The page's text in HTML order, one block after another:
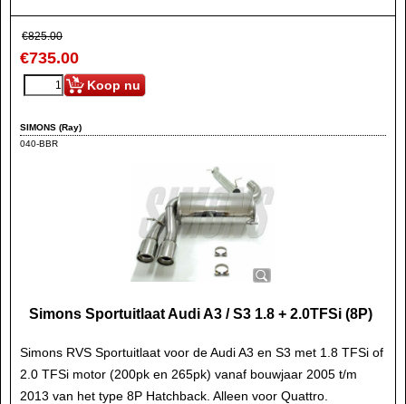
€825.00
€735.00
Koop nu
SIMONS (Ray)
040-BBR
Simons Sportuitlaat Audi A3 / S3 1.8 + 2.0TFSi (8P)
Simons RVS Sportuitlaat voor de Audi A3 en S3 met 1.8 TFSi of
2.0 TFSi motor (200pk en 265pk) vanaf bouwjaar 2005 t/m
2013 van het type 8P Hatchback. Alleen voor Quattro.